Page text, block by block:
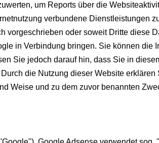
um Reports über die
verbundene Dienstleistungen
vorgeschrieben oder soweit Dritte diese
in Verbindung bringen. Sie können die
Sie jedoch darauf hin, dass Sie in
die Nutzung dieser Website erklären
Weise und zu dem zuvor benannten